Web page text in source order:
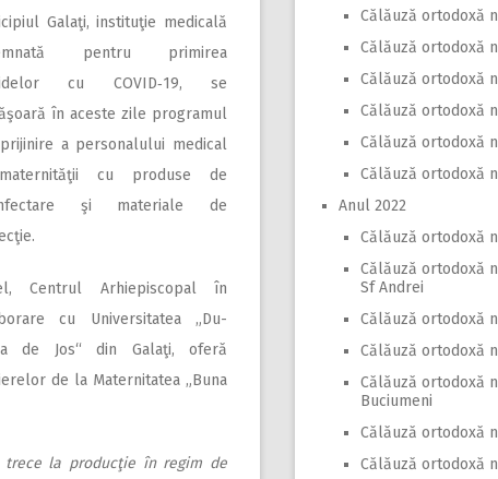
Galaţi, instituţie medicală
pentru primirea
cu COVID‑19, se
în aceste zile programul
a personalului medical
cu produse de
şi materiale de
Centrul Arhiepiscopal în
cu Universitatea „Du­
de Jos“ din Galaţi, oferă
de la Maternitatea „Buna
la producţie în regim de
Călăuză ortodoxă
Călăuză ortodoxă
Călăuză ortodoxă
Călăuză ortodoxă
Călăuză ortodoxă
Călăuză ortodoxă
Anul 2022
Călăuză ortodoxă
Călăuză ortodoxă
Sf Andrei
Călăuză ortodoxă
Călăuză ortodoxă
Călăuză ortodoxă
Buciumeni
Călăuză ortodoxă
Călăuză ortodoxă